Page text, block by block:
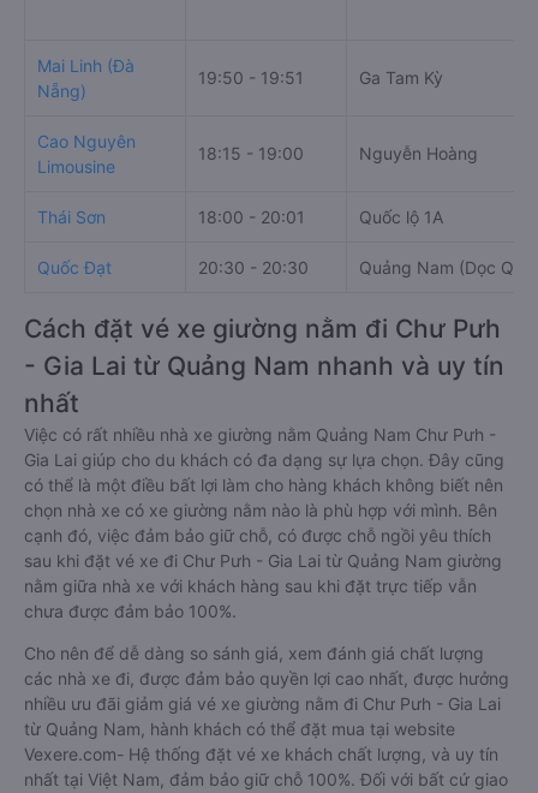
Mai Linh (Đà
Nẵng)
19:50 - 19:51 Ga Tam Kỳ
Cao Nguyên
Limousine
18:15 - 19:00 Nguyễn Hoàng
Thái Sơn 18:00 - 20:01 Quốc lộ 1A
Quốc Đạt 20:30 - 20:30 Quảng Nam (Dọc
Cách đặt vé xe giường nằm đi Chư Pưh
- Gia Lai từ Quảng Nam nhanh và uy tín
nhất
Việc có rất nhiều nhà xe giường nằm Quảng Nam Chư Pưh -
Gia Lai giúp cho du khách có đa dạng sự lựa chọn. Đây cũng
có thể là một điều bất lợi làm cho hàng khách không biết nên
chọn nhà xe có xe giường nằm nào là phù hợp với mình. Bên
cạnh đó, việc đảm bảo giữ chỗ, có được chỗ ngồi yêu thích
sau khi đặt vé xe đi Chư Pưh - Gia Lai từ Quảng Nam giường
nằm giữa nhà xe với khách hàng sau khi đặt trực tiếp vẫn
chưa được đảm bảo 100%.
Cho nên để dễ dàng so sánh giá, xem đánh giá chất lượng
các nhà xe đi, được đảm bảo quyền lợi cao nhất, được hưởng
nhiều ưu đãi giảm giá vé xe giường nằm đi Chư Pưh - Gia Lai
từ Quảng Nam, hành khách có thể đặt mua tại website
Vexere.com- Hệ thống đặt vé xe khách chất lượng, và uy tín
nhất tại Việt Nam, đảm bảo giữ chỗ 100%. Đối với bất cứ giao